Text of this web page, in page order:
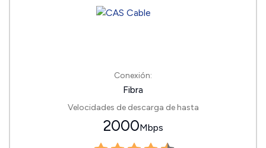
Conexión:
Fibra
Velocidades de descarga de hasta
2000Mbps